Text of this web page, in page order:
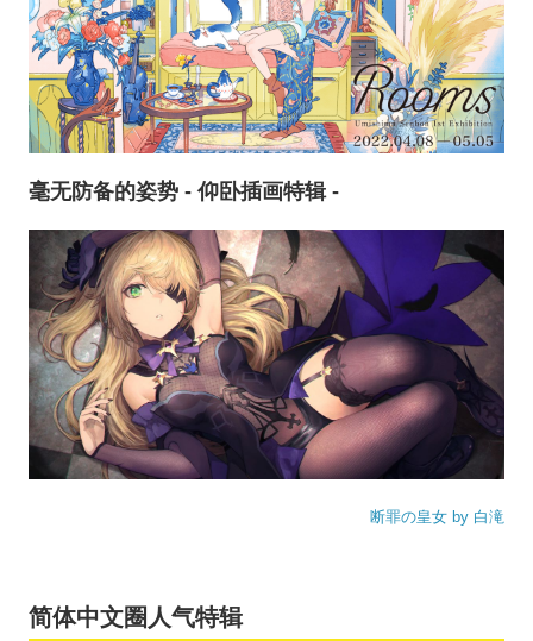
毫无防备的姿势 - 仰卧插画特辑 -
断罪の皇女 by 白滝
简体中文圈人气特辑